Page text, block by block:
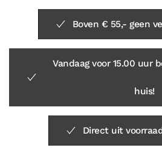
Boven € 55,- geen
Vandaag voor 15.00 uur
huis!
Direct uit